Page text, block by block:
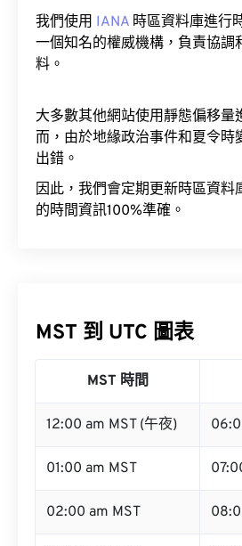
我們使用 IANA 時區資料庫進行
一個知名的權威機構，負責協調
料。
大多數其他網站使用靜態偏移量
而，由於地緣政治事件和夏令時
出錯。
因此，我們會定期更新時區資料
的時間資訊100%準確。
MST 到 UTC 圖表
MST 時間
12:00 am MST (午夜)
01:00 am MST
02:00 am MST